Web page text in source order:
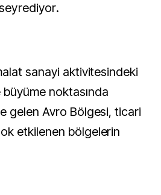
sanayi aktivitesindeki
noktasında
gelen Avro Bölgesi, ticari
etkilenen bölgelerin